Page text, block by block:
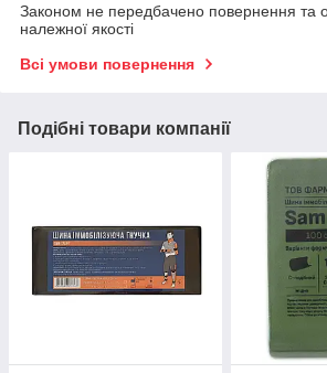
Законом не передбачено повернення та
належної якості
Всі умови повернення
Подібні товари компанії